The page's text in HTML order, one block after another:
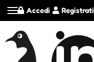
Registrati
Accedi